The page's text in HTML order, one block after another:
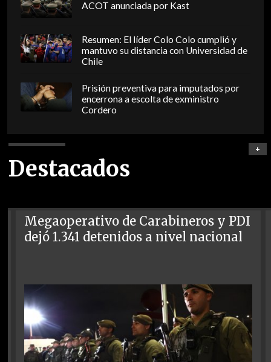
ACOT anunciada por Kast
Resumen: El líder Colo Colo cumplió y
mantuvo su distancia con Universidad de
Chile
Prisión preventiva para imputados por
encerrona a escolta de exministro
Cordero
Destacados
+
Megaoperativo de Carabineros y PDI
dejó 1.341 detenidos a nivel nacional